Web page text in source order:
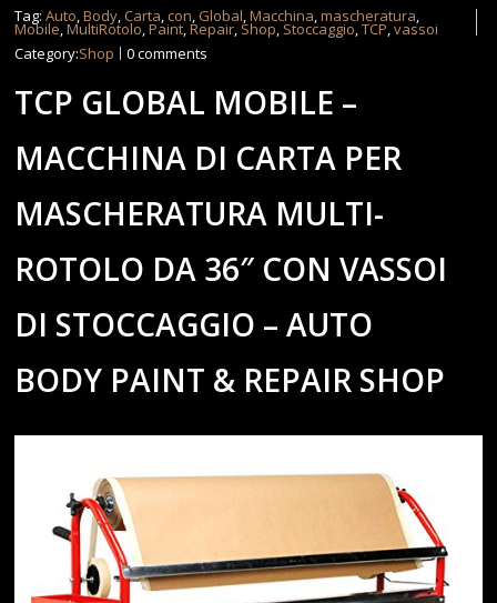
Tag:Auto,Body, Carta, con, Global,Macchina,mascheratura,
Mobile,MultiRotolo,Paint,Repair, Shop, Stoccaggio,TCP,vassoi
Category:Shop 0 comments
TCP GLOBAL MOBILE –
MACCHINA DI CARTA PER
MASCHERATURA MULTI-
ROTOLO DA 36″ CON VASSOI
DI STOCCAGGIO – AUTO
BODY PAINT & REPAIR SHOP